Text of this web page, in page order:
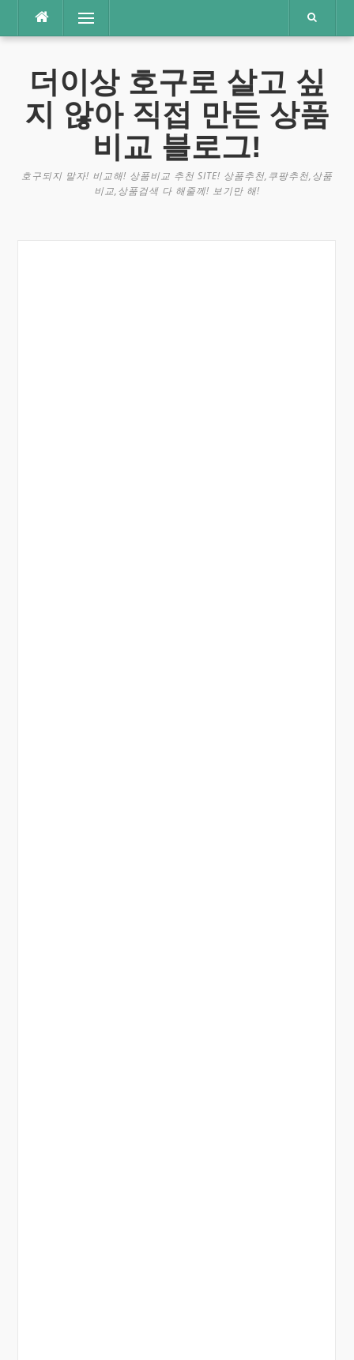
츠
메뉴
더이상 호구로 살고 싶
지 않아 직접 만든 상품
비교 블로그!
호구되지 말자! 비교해! 상품비교 추천 SITE! 상품추천,쿠팡추천,상품
비교,상품검색 다 해줄께! 보기만 해!